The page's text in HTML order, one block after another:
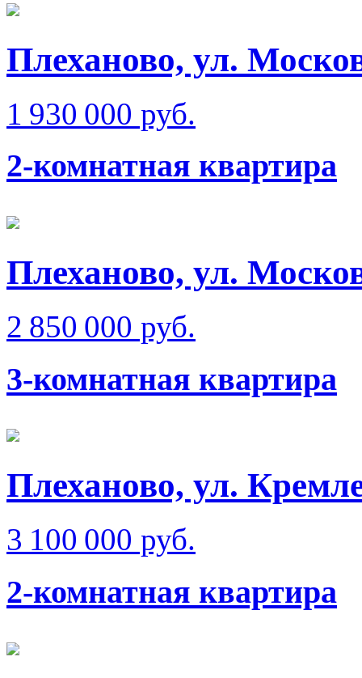
Плеханово, ул.
1 930 000 руб.
2-комнатная квартира
Плеханово, ул.
2 850 000 руб.
3-комнатная квартира
Плеханово, ул.
3 100 000 руб.
2-комнатная квартира